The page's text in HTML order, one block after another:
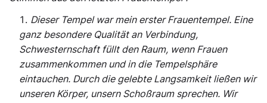
Dieser Tempel war mein erster Frauentempel. Eine
ganz besondere Qualität an Verbindung,
Schwesternschaft füllt den Raum, wenn Frauen
zusammenkommen und in die Tempelsphäre
eintauchen. Durch die gelebte Langsamkeit ließen wir
unseren Körper, unsern Schoßraum sprechen. Wir